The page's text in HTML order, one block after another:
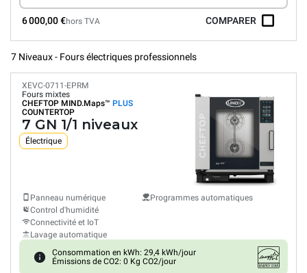
6 000,00 €hors TVA COMPARER
7 Niveaux - Fours électriques professionnels
XEVC-0711-EPRM
Fours mixtes
CHEFTOP MIND.Maps™ PLUS
COUNTERTOP
7 GN 1/1 niveaux
Électrique
Panneau numérique
Control d'humidité
Connectivité et IoT
Lavage automatique
Programmes automatiques
Consommation en kWh: 29,4 kWh/jour
Émissions de CO2: 0 Kg CO2/jour